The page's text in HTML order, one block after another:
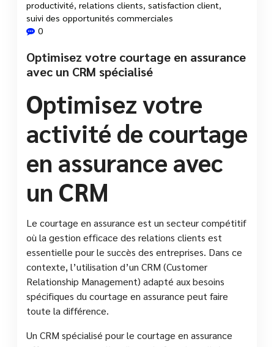
productivité relations clients satisfaction client
suivi des opportunités commerciales
0
Optimisez votre courtage en assurance
avec un CRM spécialisé
Optimisez votre
activité de courtage
en assurance avec
un CRM
Le courtage en assurance est un secteur compétitif
où la gestion efficace des relations clients est
essentielle pour le succès des entreprises. Dans ce
contexte, l’utilisation d’un CRM (Customer
Relationship Management) adapté aux besoins
spécifiques du courtage en assurance peut faire
toute la différence.
Un CRM spécialisé pour le courtage en assurance